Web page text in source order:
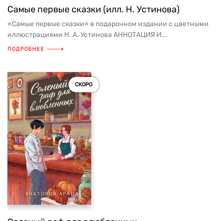
Самые первые сказки (илл. Н. Устинова)
«Самые первые сказки» в подарочном издании с цветными
иллюстрациями Н. А. Устинова АННОТАЦИЯ И...
ПОДРОБНЕЕ
СКОРО